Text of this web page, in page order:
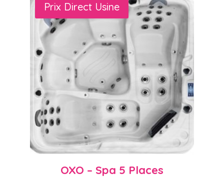
Prix Direct Usine
OXO – Spa 5 Places